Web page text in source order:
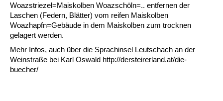
Woazstriezel=Maiskolben Woazschöln=.. entfernen der
Laschen (Federn, Blätter) vom reifen Maiskolben
Woazhapfn=Gebäude in dem Maiskolben zum trocknen
gelagert werden.
Mehr Infos, auch über die Sprachinsel Leutschach an der
Weinstraße bei Karl Oswald http://dersteirerland.at/die-
buecher/